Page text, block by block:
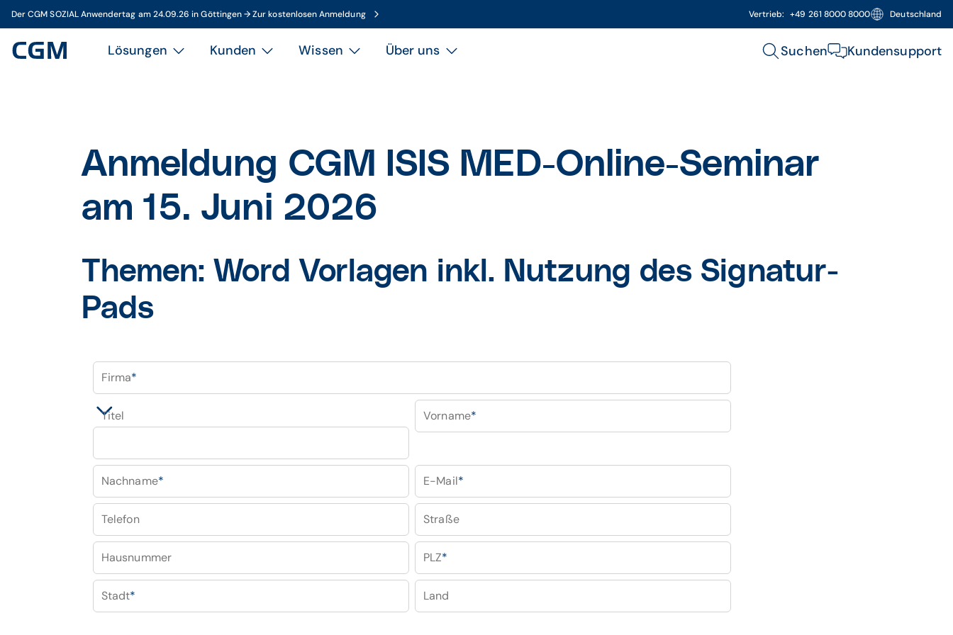
Der CGM SOZIAL Anwendertag am 24.09.26 in Göttingen → Zur kostenlosen Anmeldung Vertrieb: +49 261 8000 8000 Deutschland
Lösungen Kunden Wissen Über uns Suchen Kundensupport
Anmeldung CGM ISIS MED-Online-Seminar
am 15. Juni 2026
Themen: Word Vorlagen inkl. Nutzung des Signatur-
Pads
Firma*
Titel Vorname*
Nachname* E-Mail*
Telefon Straße
Hausnummer PLZ*
Stadt* Land